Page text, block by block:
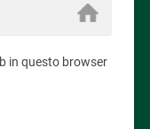
in questo browser